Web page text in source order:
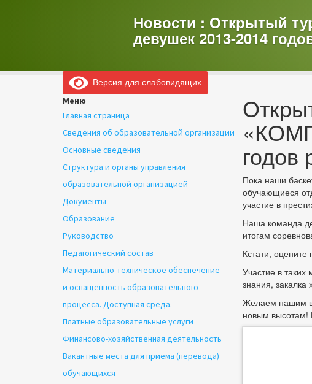
Новости : Открытый
девушек 2013-2014
Версия для слабовидящих
Меню
Главная страница
Сведения об образовательной организации
Основные сведения
Структура и органы управления
образовательной организацией
Документы
Образование
Руководство
Педагогический состав
Материально-техническое обеспечение
и оснащенность образовательного
процесса. Доступная среда.
Платные образовательные услуги
Финансово-хозяйственная деятельность
Вакантные места для приема (перевода)
обучающихся
годов
Пока наши
обучающиеся
участие в
Наша команда
итогам
Кстати,
Участие в
знания, закалка
Желаем нашим
новым